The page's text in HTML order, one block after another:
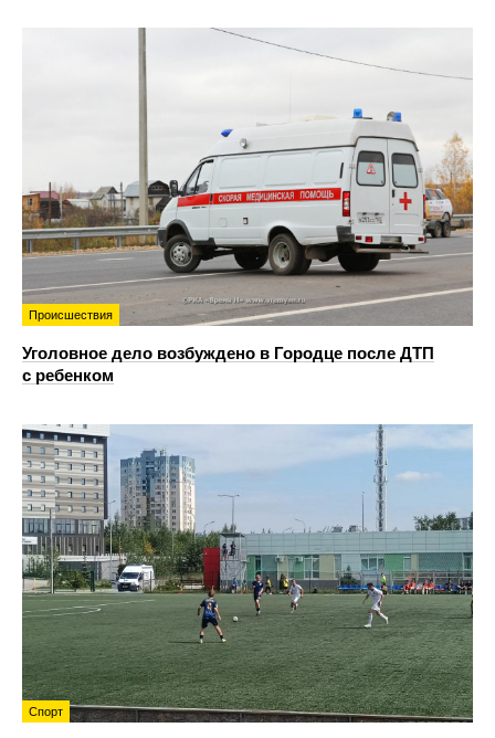
Происшествия
Уголовное дело возбуждено в Городце после ДТП
с ребенком
Спорт